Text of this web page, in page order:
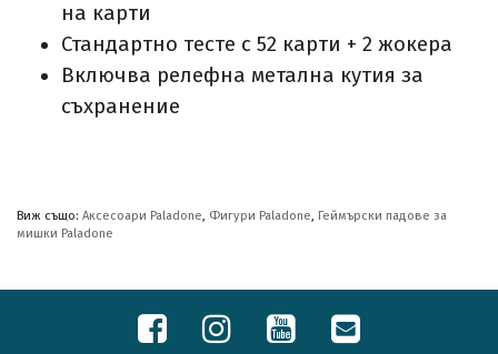
на карти
Стандартно тесте с 52 карти + 2 жокера
Включва релефна метална кутия за
съхранение
Виж също: Аксесоари Paladone, Фигури Paladone, Геймърски падове за
мишки Paladone